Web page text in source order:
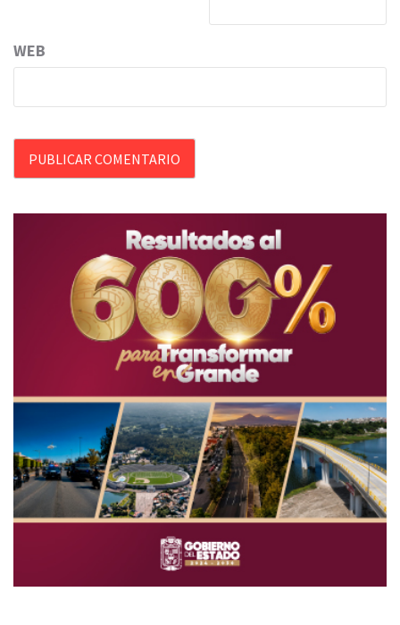
WEB